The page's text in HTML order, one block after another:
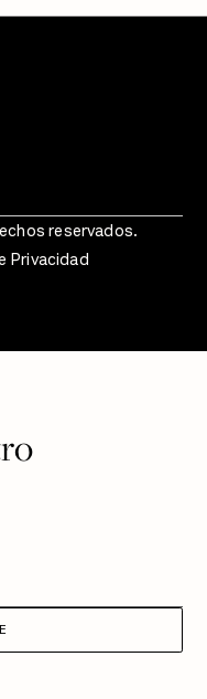
reservados.
Privacidad